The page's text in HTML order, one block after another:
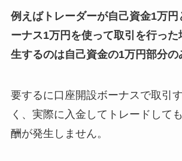
例えばトレーダーが自己資金1万
ーナス1万円を使って取引を行っ
生するのは自己資金の1万円部分の
要するに口座開設ボーナスで取引
く、実際に入金してトレードして
酬が発生しません。